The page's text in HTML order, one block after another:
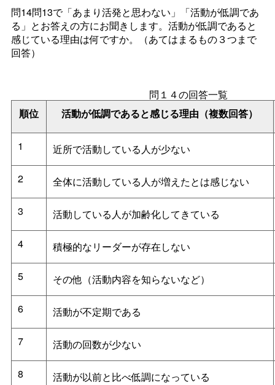
問14問13で「あまり活発と思わない」「活動が低調であ
る」とお答えの方にお聞きします。活動が低調であると
感じている理由は何ですか。（あてはまるもの３つまで
回答）
順位 活動が低調であると感じる理由（複数回答）
問１４の回答一覧
1 近所で活動している人が少ない
2 全体に活動している人が増えたとは感じない
3 活動している人が加齢化してきている
4 積極的なリーダーが存在しない
5 その他（活動内容を知らないなど）
6 活動が不定期である
7 活動の回数が少ない
8 活動が以前と比べ低調になっている